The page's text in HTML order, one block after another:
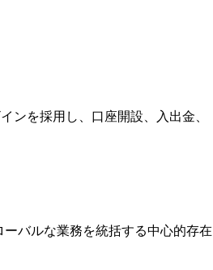
ンを採用し、口座開設、入出金、
バルな業務を統括する中心的存在